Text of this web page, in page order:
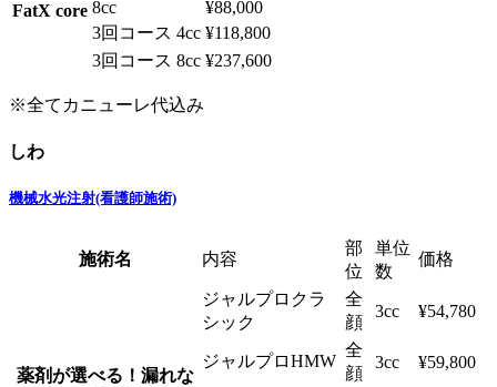
FatX core 8cc
¥88,000
3回コース 4cc ¥118,800
3回コース 8cc ¥237,600
※全てカニューレ代込み
しわ
機械水光注射(看護師施術)
施術名 内容
部
位
単位
数
価格
薬剤が選べる！漏れな
ジャルプロクラ
シック
全
顔
3cc ¥54,780
ジャルプロHMW
全
顔
3cc ¥59,800